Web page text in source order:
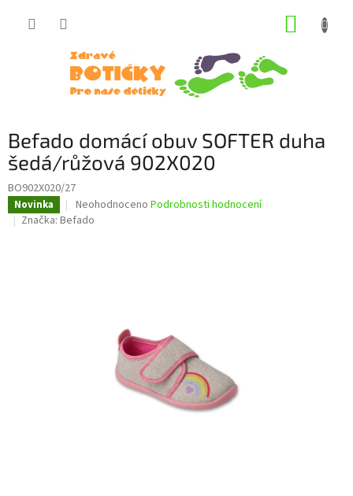
Befado domácí obuv SOFTER duha
šedá/růžová 902X020
BO902X020/27
Novinka
Průměrné
hodnocení
Neohodnoceno Podrobnosti hodnocení
Značka: Befado